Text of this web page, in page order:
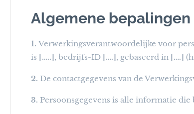
Algemene bepalingen
1. Verwerkingsverantwoordelijke voor
is […..], bedrijfs-ID [….], gebaseerd in [….]
2. De contactgegevens van de
3. Persoonsgegevens is alle informatie